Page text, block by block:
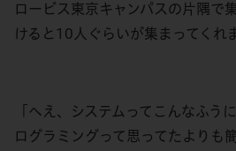
ロービス東京キャンパスの片隅で
けると10人ぐらいが集まってくれ
「へえ、システムってこんなふう
ログラミングって思ってたよりも